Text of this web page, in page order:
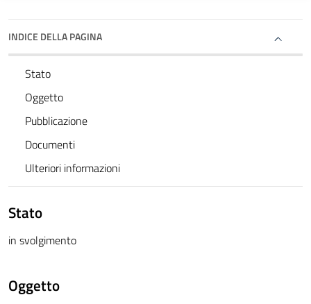
INDICE DELLA PAGINA
Stato
Oggetto
Pubblicazione
Documenti
Ulteriori informazioni
Stato
in svolgimento
Oggetto